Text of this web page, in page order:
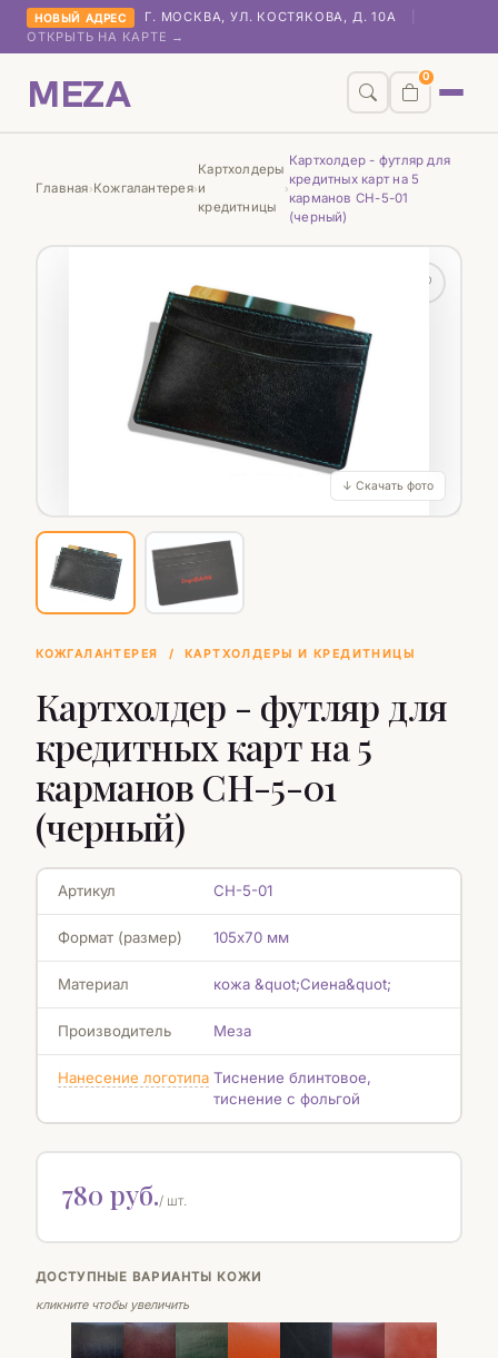
НОВЫЙ АДРЕС Г. МОСКВА, УЛ. КОСТЯКОВА, Д. 10А
ОТКРЫТЬ НА КАРТЕ →
MEZA 0
Главная›Кожгалантерея›
Картхолдеры
и
кредитницы
›
Картхолдер - футляр для
кредитных карт на 5
карманов СН-5-01
(черный)
♡
↓ Скачать фото
КОЖГАЛАНТЕРЕЯ / КАРТХОЛДЕРЫ И КРЕДИТНИЦЫ
Картхолдер - футляр для
кредитных карт на 5
карманов СН-5-01
(черный)
Артикул СН-5-01
Формат (размер) 105х70 мм
Материал кожа &quot;Сиена&quot;
Производитель Меза
Нанесение логотипа Тиснение блинтовое,
тиснение с фольгой
780 руб./ шт.
ДОСТУПНЫЕ ВАРИАНТЫ КОЖИ
кликните чтобы увеличить